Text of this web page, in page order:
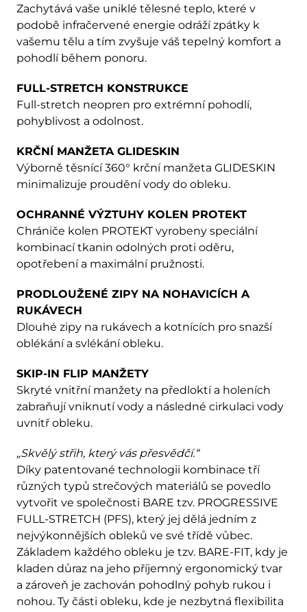
Zachytává vaše uniklé tělesné teplo, které v
podobě infračervené energie odráží zpátky k
vašemu tělu a tím zvyšuje váš tepelný komfort a
pohodlí během ponoru.
FULL-STRETCH KONSTRUKCE
Full-stretch neopren pro extrémní pohodlí,
pohyblivost a odolnost.
KRČNÍ MANŽETA GLIDESKIN
Výborně těsnící 360° krční manžeta GLIDESKIN
minimalizuje proudění vody do obleku.
OCHRANNÉ VÝZTUHY KOLEN PROTEKT
Chrániče kolen PROTEKT vyrobeny speciální
kombinací tkanin odolných proti oděru,
opotřebení a maximální pružnosti.
PRODLOUŽENÉ ZIPY NA NOHAVICÍCH A
RUKÁVECH
Dlouhé zipy na rukávech a kotnících pro snazší
oblékání a svlékání obleku.
SKIP-IN FLIP MANŽETY
Skryté vnitřní manžety na předloktí a holeních
zabraňují vniknutí vody a následné cirkulaci vody
uvnitř obleku.
„Skvělý střih, který vás přesvědčí.“
Díky patentované technologii kombinace tří
různých typů strečových materiálů se povedlo
vytvořit ve společnosti BARE tzv. PROGRESSIVE
FULL-STRETCH (PFS), který jej dělá jedním z
nejvýkonnějších obleků ve své třídě vůbec.
Základem každého obleku je tzv. BARE-FIT, kdy je
kladen důraz na jeho příjemný ergonomický tvar
a zároveň je zachován pohodlný pohyb rukou i
nohou. Ty části obleku, kde je nezbytná flexibilita